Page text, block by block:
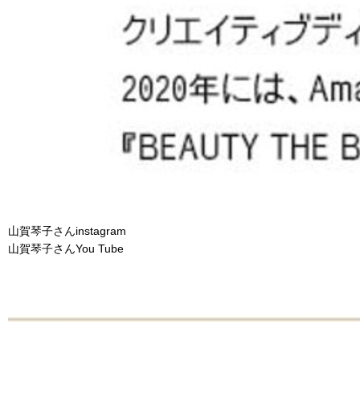
山賀琴子さんinstagram
山賀琴子さんYou Tube